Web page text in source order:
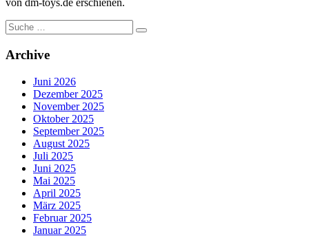
von dm-toys.de erschienen.
Suche
nach:
Archive
Juni 2026
Dezember 2025
November 2025
Oktober 2025
September 2025
August 2025
Juli 2025
Juni 2025
Mai 2025
April 2025
März 2025
Februar 2025
Januar 2025